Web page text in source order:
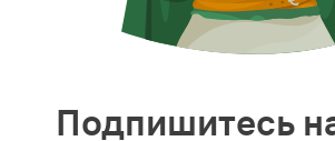
Подпишитесь